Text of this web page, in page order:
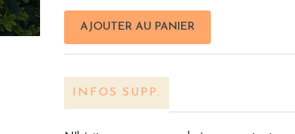
AJOUTER AU PANIER
INFOS SUPP.